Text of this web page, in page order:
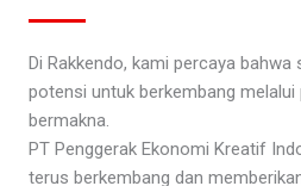
Di Rakkendo, kami percaya bahwa
potensi untuk berkembang melalui
bermakna.
PT Penggerak Ekonomi Kreatif
terus berkembang dan